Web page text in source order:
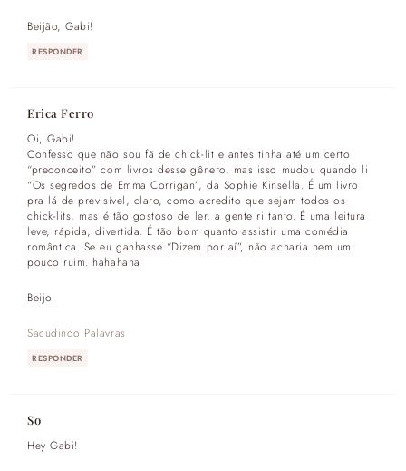
Beijão, Gabi!
RESPONDER
Erica Ferro
Oi, Gabi!
Confesso que não sou fã de chick-lit e antes tinha até um certo
“preconceito” com livros desse gênero, mas isso mudou quando li
“Os segredos de Emma Corrigan”, da Sophie Kinsella. É um livro
pra lá de previsível, claro, como acredito que sejam todos os
chick-lits, mas é tão gostoso de ler, a gente ri tanto. É uma leitura
leve, rápida, divertida. É tão bom quanto assistir uma comédia
romântica. Se eu ganhasse “Dizem por aí”, não acharia nem um
pouco ruim. hahahaha
Beijo.
Sacudindo Palavras
RESPONDER
So
Hey Gabi!